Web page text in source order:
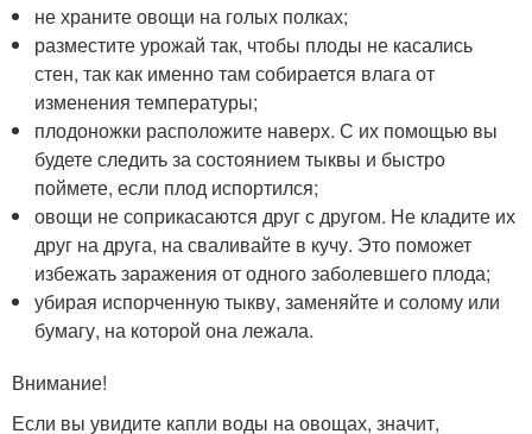
не храните овощи на голых полках;
разместите урожай так, чтобы плоды не касались
стен, так как именно там собирается влага от
изменения температуры;
плодоножки расположите наверх. С их помощью вы
будете следить за состоянием тыквы и быстро
поймете, если плод испортился;
овощи не соприкасаются друг с другом. Не кладите их
друг на друга, на сваливайте в кучу. Это поможет
избежать заражения от одного заболевшего плода;
убирая испорченную тыкву, заменяйте и солому или
бумагу, на которой она лежала.
Внимание!
Если вы увидите капли воды на овощах, значит,